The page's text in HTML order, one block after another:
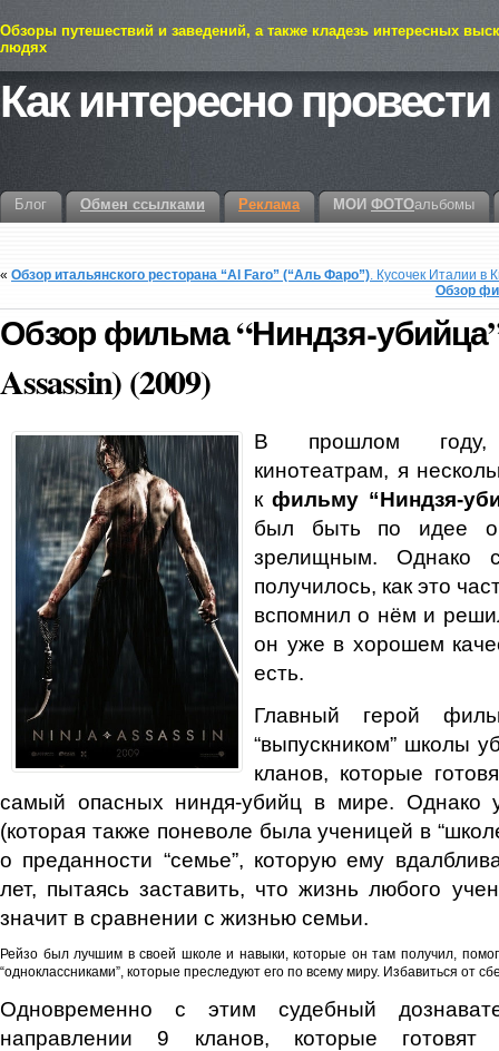
Обзоры путешествий и заведений, а также кладезь интересных
людях
Как интересно
Блог Обмен ссылками Реклама МОИ ФОТОальбомы
« Обзор итальянского ресторана “Al Faro” (“Аль Фаро”). Кусочек Италии в
Обзор
Обзор фильма “Ниндзя-
Assassin) (2009)
В прошлом
кинотеатрам, я
кфильму “Ниндзя-
был быть по идее
зрелищным. Однако
получилось, как это
вспомнил о нём и
он уже в хорошем
есть.
Главный герой
“выпускником” школы
кланов, которые
самый опасных ниндя-убийц в мире. Однако
(которая также поневоле была ученицей в
о преданности “семье”, которую ему
лет, пытаясь заставить, что жизнь любого
значит в сравнении с жизнью семьи.
Рейзо был лучшим в своей школе и навыки, которые он там получил,
“одноклассниками”, которые преследуют его по всему миру. Избавиться от
Одновременно с этим судебный
направлении 9 кланов, которые готовят